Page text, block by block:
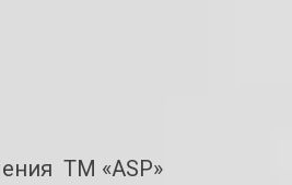
ТМ «ASP»